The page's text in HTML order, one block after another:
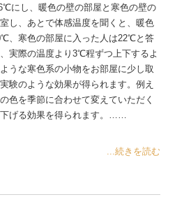
にし、暖色の壁の部屋と寒色の壁の
し、あとで体感温度を聞くと、暖色
、寒色の部屋に入った人は22℃と答
実際の温度より3℃程ずつ上下するよ
うな寒色系の小物をお部屋に少し取
験のような効果が得られます。例え
色を季節に合わせて変えていただく
げる効果を得られます。……
...続きを読む